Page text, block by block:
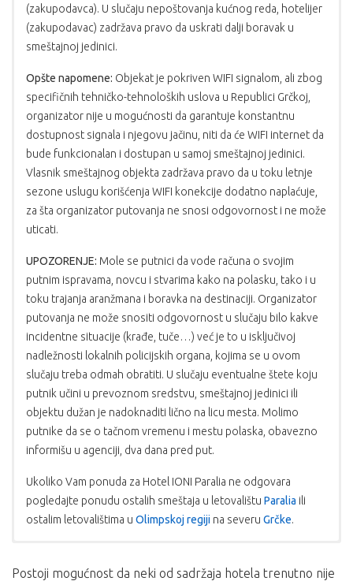
(zakupodavca). U slučaju nepoštovanja kućnog reda, hotelijer
(zakupodavac) zadržava pravo da uskrati dalji boravak u
smeštajnoj jedinici.
Opšte napomene: Objekat je pokriven WIFI signalom, ali zbog
specifičnih tehničko-tehnoloških uslova u Republici Grčkoj,
organizator nije u mogućnosti da garantuje konstantnu
dostupnost signala i njegovu jačinu, niti da će WIFI internet da
bude funkcionalan i dostupan u samoj smeštajnoj jedinici.
Vlasnik smeštajnog objekta zadržava pravo da u toku letnje
sezone uslugu korišćenja WIFI konekcije dodatno naplaćuje,
za šta organizator putovanja ne snosi odgovornost i ne može
uticati.
UPOZORENJE: Mole se putnici da vode računa o svojim
putnim ispravama, novcu i stvarima kako na polasku, tako i u
toku trajanja aranžmana i boravka na destinaciji. Organizator
putovanja ne može snositi odgovornost u slučaju bilo kakve
incidentne situacije (krađe, tuče…) već je to u isključivoj
nadležnosti lokalnih policijskih organa, kojima se u ovom
slučaju treba odmah obratiti. U slučaju eventualne štete koju
putnik učini u prevoznom sredstvu, smeštajnoj jedinici ili
objektu dužan je nadoknaditi lično na licu mesta. Molimo
putnike da se o tačnom vremenu i mestu polaska, obavezno
informišu u agenciji, dva dana pred put.
Ukoliko Vam ponuda za Hotel IONI Paralia ne odgovara
pogledajte ponudu ostalih smeštaja u letovalištu Paralia ili
ostalim letovalištima u Olimpskoj regiji na severu Grčke.
Plaćanje se vrši u dinarskoj protivvrednosti po
1.dan Putovanje. Beograd – sastanak grupe u 18.15 h (radi
Postoji mogućnost da neki od sadržaja hotela trenutno nije